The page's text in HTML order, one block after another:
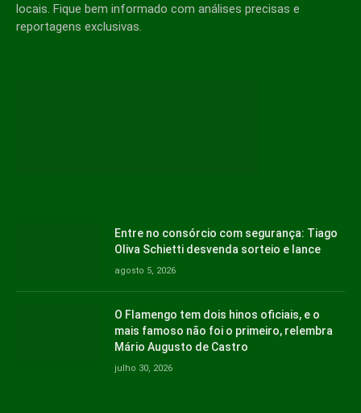
locais. Fique bem informado com análises precisas e
reportagens exclusivas.
Entre no consórcio com segurança: Tiago
Oliva Schietti desvenda sorteio e lance
agosto 5, 2026
O Flamengo tem dois hinos oficiais, e o
mais famoso não foi o primeiro, relembra
Mário Augusto de Castro
julho 30, 2026